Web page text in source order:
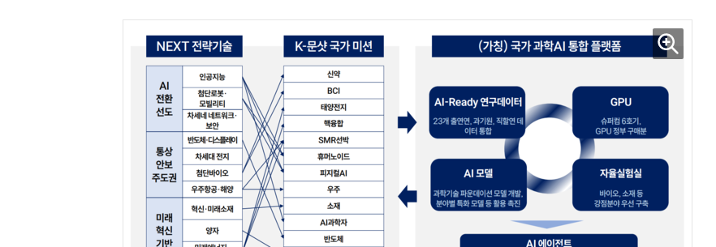
경 다루며 과학원리 체득...과학체험
제공 '주니어닥터' 현장
10 박성준 아주대 교수, 공기 중 수분으
로 200㎛ 피부 부착 전지 개발